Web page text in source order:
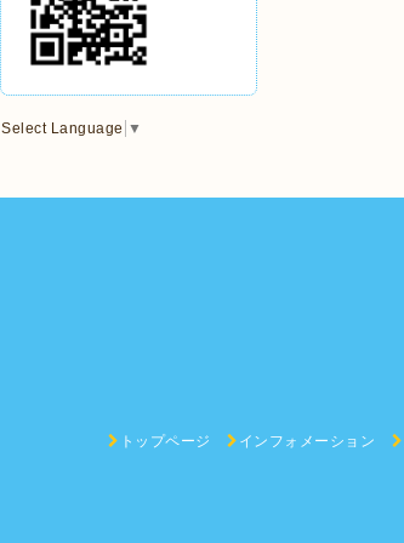
Select Language ▼
トップページ インフォメーション